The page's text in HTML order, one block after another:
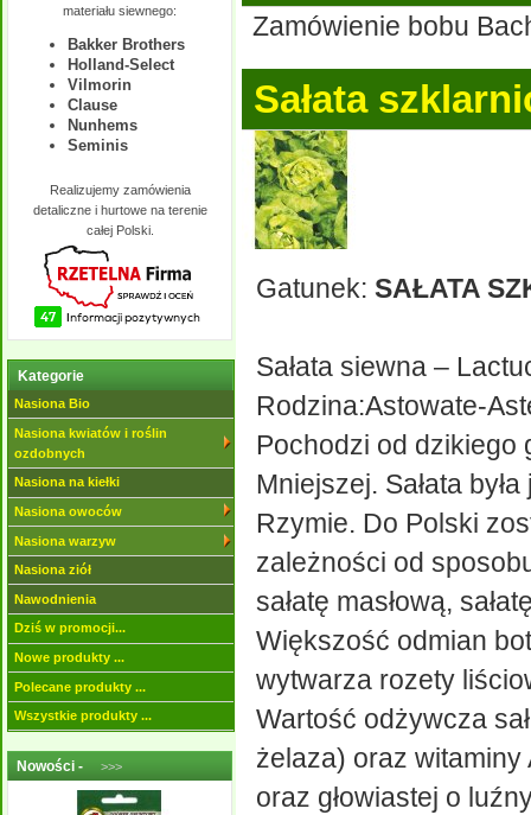
materiału siewnego:
Bakker Brothers
Holland-Select
Vilmorin
Clause
Nunhems
Seminis
Realizujemy zamówienia
detaliczne i hurtowe na terenie
całej Polski.
Kategorie
Nasiona Bio
Nasiona kwiatów i roślin
ozdobnych
Nasiona na kiełki
Nasiona owoców
Nasiona warzyw
Nasiona ziół
Nawodnienia
Dziś w promocji...
Nowe produkty ...
Polecane produkty ...
Wszystkie produkty ...
Nowości - >>>
Zamówienie bobu
Sałata
Gatunek: SAŁATA
Sałata siewna –
Rodzina:Astowate-
Pochodzi od dzikiego
Mniejszej. Sałata
Rzymie. Do Polski
zależności od
sałatę masłową,
Większość odmian
wytwarza rozety
Wartość odżywcza
żelaza) oraz witaminy
oraz głowiastej o